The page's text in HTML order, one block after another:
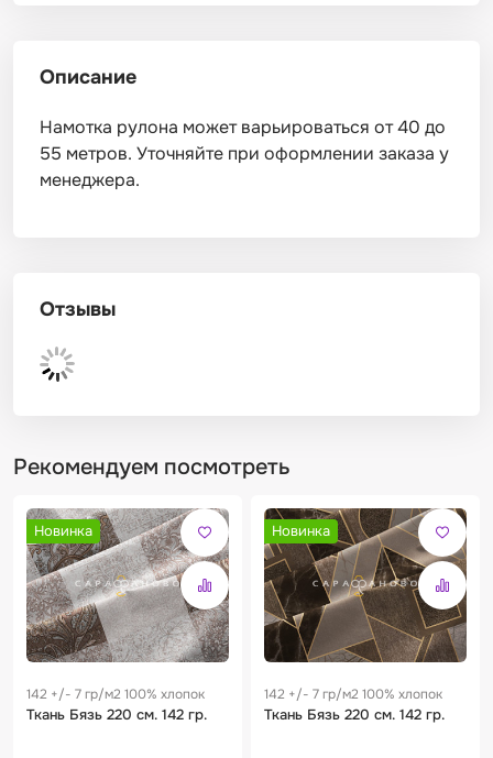
Описание
Намотка рулона может варьироваться от 40 до
55 метров. Уточняйте при оформлении заказа у
менеджера.
Отзывы
Рекомендуем посмотреть
Новинка
142 +/- 7 гр/м2 100% хлопок
Ткань Бязь 220 см. 142 гр.
Новинка
142 +/- 7 гр/м2 100% хлопок
Ткань Бязь 220 см. 142 гр.